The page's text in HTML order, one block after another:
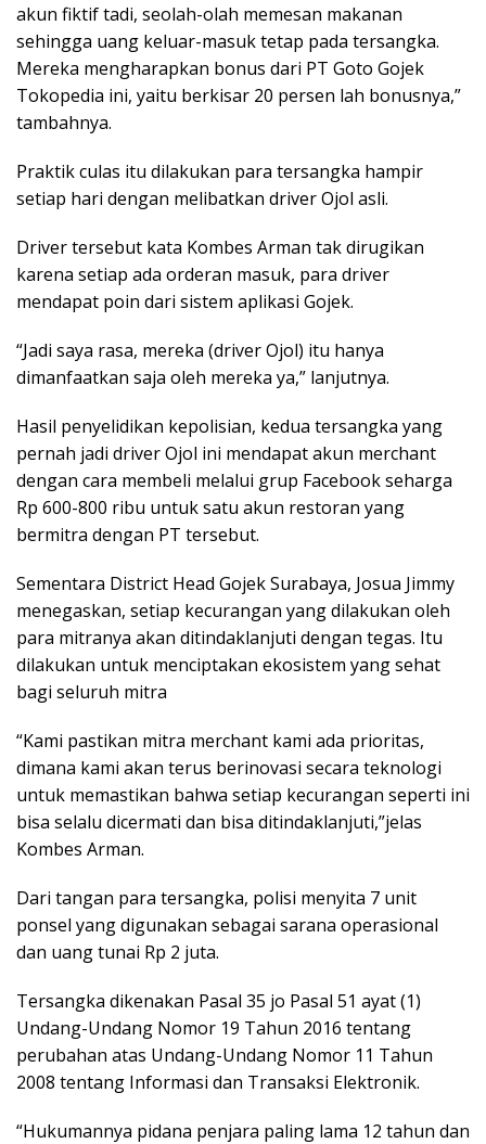
akun fiktif tadi, seolah-olah memesan makanan
sehingga uang keluar-masuk tetap pada tersangka.
Mereka mengharapkan bonus dari PT Goto Gojek
Tokopedia ini, yaitu berkisar 20 persen lah bonusnya,”
tambahnya.
Praktik culas itu dilakukan para tersangka hampir
setiap hari dengan melibatkan driver Ojol asli.
Driver tersebut kata Kombes Arman tak dirugikan
karena setiap ada orderan masuk, para driver
mendapat poin dari sistem aplikasi Gojek.
“Jadi saya rasa, mereka (driver Ojol) itu hanya
dimanfaatkan saja oleh mereka ya,” lanjutnya.
Hasil penyelidikan kepolisian, kedua tersangka yang
pernah jadi driver Ojol ini mendapat akun merchant
dengan cara membeli melalui grup Facebook seharga
Rp 600-800 ribu untuk satu akun restoran yang
bermitra dengan PT tersebut.
Sementara District Head Gojek Surabaya, Josua Jimmy
menegaskan, setiap kecurangan yang dilakukan oleh
para mitranya akan ditindaklanjuti dengan tegas. Itu
dilakukan untuk menciptakan ekosistem yang sehat
bagi seluruh mitra
“Kami pastikan mitra merchant kami ada prioritas,
dimana kami akan terus berinovasi secara teknologi
untuk memastikan bahwa setiap kecurangan seperti ini
bisa selalu dicermati dan bisa ditindaklanjuti,”jelas
Kombes Arman.
Dari tangan para tersangka, polisi menyita 7 unit
ponsel yang digunakan sebagai sarana operasional
dan uang tunai Rp 2 juta.
Tersangka dikenakan Pasal 35 jo Pasal 51 ayat (1)
Undang-Undang Nomor 19 Tahun 2016 tentang
perubahan atas Undang-Undang Nomor 11 Tahun
2008 tentang Informasi dan Transaksi Elektronik.
“Hukumannya pidana penjara paling lama 12 tahun dan